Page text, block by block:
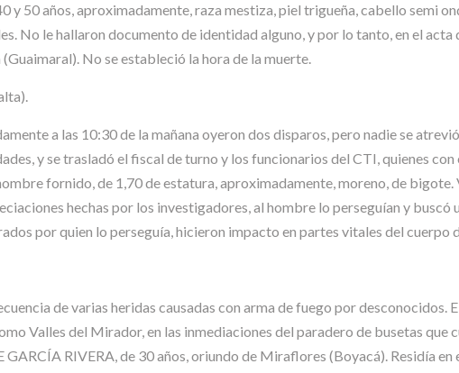
y 50 años, aproximadamente, raza mestiza, piel trigueña, cabello semi
No le hallaron documento de identidad alguno, y por lo tanto, en el acta
No se estableció la hora de la muerte.
a las 10:30 de la mañana oyeron dos disparos, pero nadie se
y se trasladó el fiscal de turno y los funcionarios del CTI, quienes
fornido, de 1,70 de estatura, aproximadamente, moreno, de
hechas por los investigadores, al hombre lo perseguían y buscó
por quien lo perseguía, hicieron impacto en partes vitales del cuerpo
de varias heridas causadas con arma de fuego por desconocidos.
Valles del Mirador, en las inmediaciones del paradero de busetas que
RIVERA, de 30 años, oriundo de Miraflores (Boyacá). Residía